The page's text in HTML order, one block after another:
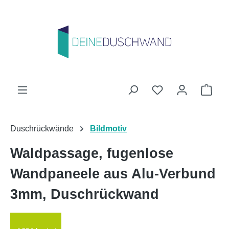
Du hast 0
Duschrückwände Bildmotiv
Waldpassage, fugenlose
Wandpaneele aus Alu-Verbund
3mm, Duschrückwand